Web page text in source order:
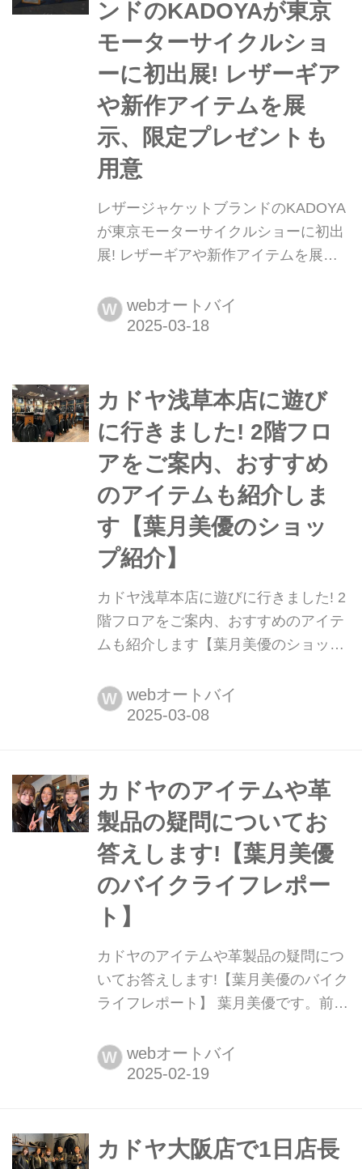
年初出展のライダース専...
ンドのKADOYAが東京
モーターサイクルショ
ーに初出展! レザーギア
や新作アイテムを展
示、限定プレゼントも
用意
レザージャケットブランドのKADOYA
が東京モーターサイクルショーに初出
展! レザーギアや新作アイテムを展
ケットの老舗ブランド・株式会社カド
ヤ(本社:東京都台東区、代表取締役:深
される「第52回 東京モーターサイクル
ショー」に初出展する。
W webオートバイ
カドヤ浅草本店に遊び
に行きました! 2階フロ
アをご案内、おすすめ
のアイテムも紹介しま
す【葉月美優のショッ
プ紹介】
カドヤ浅草本店に遊びに行きました! 2
階フロアをご案内、おすすめのアイテ
ムも紹介します【葉月美優のショップ
と思ったら、急に寒くなったり雪が降
ったりで、ツーリングの予定もかなり
KADOYA大阪店がリニューアルオープ
ンし記念イベントへ行ってきました
が、浅草本店にも遊びに行ってきまし
た。大阪店記念...
W webオートバイ
カドヤのアイテムや革
製品の疑問についてお
答えします!【葉月美優
のバイクライフレポー
ト】
カドヤのアイテムや革製品の疑問につ
いてお答えします!【葉月美優のバイク
ライフレポート】 葉月美優です。前回
ニューアルオープン記念イベントのお
話でしたが、まだまだ続きがあります
W webオートバイ
カドヤ大阪店で1日店長